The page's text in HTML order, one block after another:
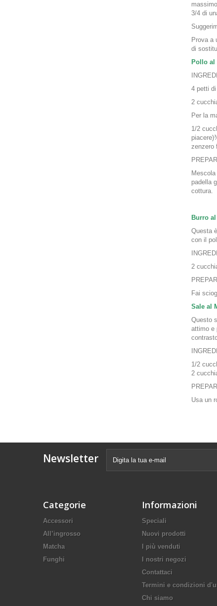
3/4 di
Prova a
di
Pollo al
4 petti
2
Per la
1/2
zenzero
padella
cottura.
Burro
Questa
con il
2
Fai
Sale al
Questo
attimo e
1/2
2
Usa un
Newsletter
Categorie
Accessori
All’ingrosso
Matcha
Funghi
Informazioni
Speciali
Nuovi prodotti
I più venduti
I nostri negozi
Contattaci
Termini e condizioni
Chi siamo